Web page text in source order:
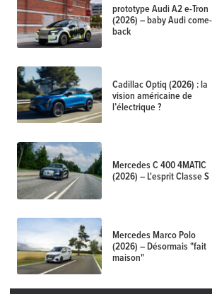
prototype Audi A2 e-Tron
(2026) – baby Audi come-
back
Cadillac Optiq (2026) : la
vision américaine de
l’électrique ?
Mercedes C 400 4MATIC
(2026) – L'esprit Classe S
Mercedes Marco Polo
(2026) – Désormais "fait
maison"